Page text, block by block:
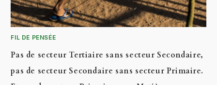
FIL DE PENSÉE
Pas de secteur Tertiaire sans secteur Secondaire,
pas de secteur Secondaire sans secteur Primaire.